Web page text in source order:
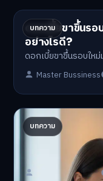
บทความ
ดอกเบี้ยขาขึ้นร
อย่างไรดี?
ดอกเบี้ยขาขึ้นรอบให
Master Bussiness
บทความ
ปรับพอร์ตรับ ‘เ
ให้พัง
'เงินดิจิทัล 2.0' มาแล…
Master Bussiness